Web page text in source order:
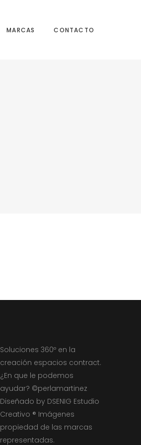
MARCAS CONTACTO
Soluciones 360º en la
creación espacios contract.
¿En que le podemos
ayudar? ©perlamartinez
Diseñado by DSENIG Estudio
Creativo ® Imágenes
propiedad de las marcas
representadas.